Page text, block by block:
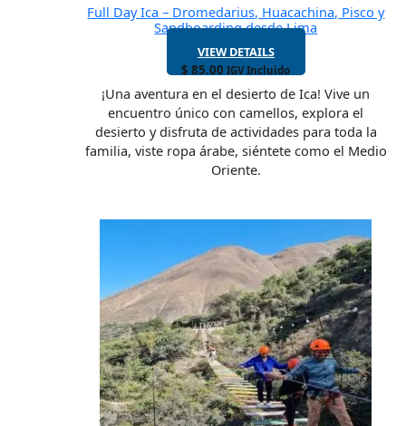
Full Day Ica – Dromedarius, Huacachina, Pisco y
Sandboarding desde Lima
VIEW DETAILS
$ 85.00 IGV Incluido
¡Una aventura en el desierto de Ica! Vive un
encuentro único con camellos, explora el
desierto y disfruta de actividades para toda la
familia, viste ropa árabe, siéntete como el Medio
Oriente.